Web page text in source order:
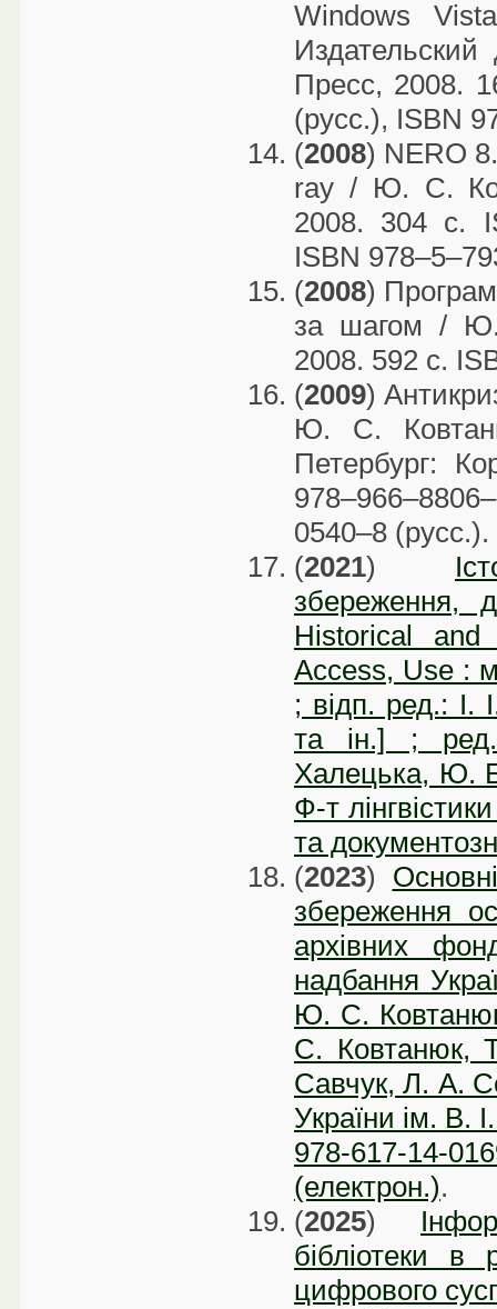
Windows
Пресс, 2008.
(русс.), ISBN
(2008) NERO
ray / Ю. С.
2008. 304 с.
ISBN
(2008)
за шагом / Ю.
2008. 592 с.
(2009)
Ю. С.
Петербург:
0540–8 (русс.).
(2021)
збереження,
Historical and
Access, Use :
; відп. ред.:
та ін.] ;
Халецька, Ю.
Ф-т
та
(2023)
збереження
архівних
надбання
Ю. С.
С. Ковтанюк,
Савчук, Л. А.
України ім. В.
978-617-14-
(електрон.).
(2025)
бібліотеки в
цифрового